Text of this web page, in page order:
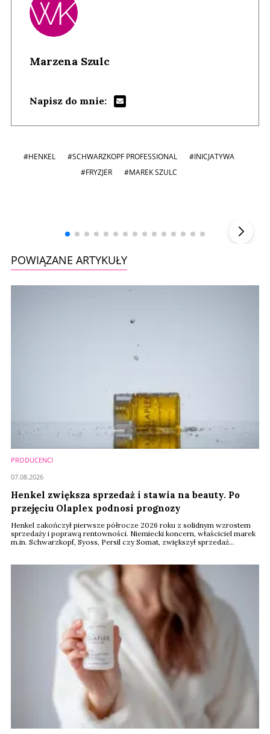
Marzena Szulc
Napisz do mnie:
#HENKEL #SCHWARZKOPF PROFESSIONAL
#INICJATYWA
#FRYZJER
#MAREK SZULC
POWIĄZANE ARTYKUŁY
PRODUCENCI
Henkel zwiększa sprzedaż i stawia na beauty. Po
przejęciu Olaplex podnosi prognozy
Henkel zakończył pierwsze półrocze 2026 roku z solidnym wzrostem
sprzedaży i poprawą rentowności. Niemiecki koncern, właściciel marek
m.in. Schwarzkopf, Syoss, Persil czy Somat, zwiększył sprzedaż
produktów do pielęgnacji włosów, który pozostaje motorem
napędowym biznesu Consumer Brands.
07.08.2026